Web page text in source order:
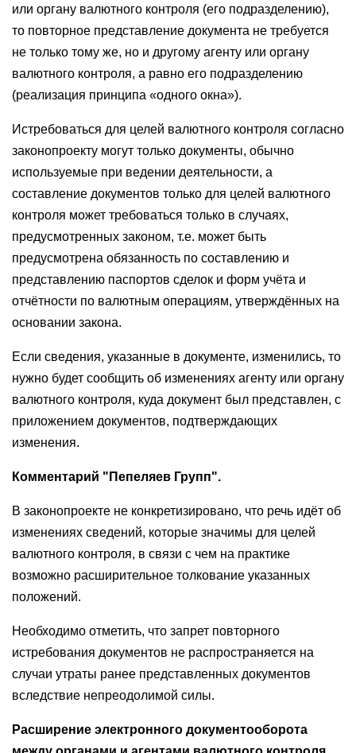
или органу валютного контроля (его подразделению),
то повторное представление документа не требуется
не только тому же, но и другому агенту или органу
валютного контроля, а равно его подразделению
(реализация принципа «одного окна»).
Истребоваться для целей валютного контроля согласно
законопроекту могут только документы, обычно
используемые при ведении деятельности, а
составление документов только для целей валютного
контроля может требоваться только в случаях,
предусмотренных законом, т.е. может быть
предусмотрена обязанность по составлению и
представлению паспортов сделок и форм учёта и
отчётности по валютным операциям, утверждённых на
основании закона.
Если сведения, указанные в документе, изменились, то
нужно будет сообщить об изменениях агенту или органу
валютного контроля, куда документ был представлен, с
приложением документов, подтверждающих
изменения.
Комментарий "Пепеляев Групп".
В законопроекте не конкретизировано, что речь идёт об
изменениях сведений, которые значимы для целей
валютного контроля, в связи с чем на практике
возможно расширительное толкование указанных
положений.
Необходимо отметить, что запрет повторного
истребования документов не распространяется на
случаи утраты ранее представленных документов
вследствие непреодолимой силы.
Расширение электронного документооборота